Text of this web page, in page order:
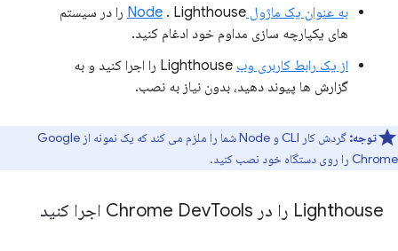
به عنوان یک ماژول Node
. Lighthouse را در سیستم
های یکپارچه سازی مداوم خود ادغام کنید.
از یک رابط کاربری وب
Lighthouse را اجرا کنید و به
گزارش ها پیوند دهید، بدون نیاز به نصب.
توجه:
گردش کار CLI و Node شما را ملزم می کند که یک نمونه از Google
Chrome را روی دستگاه خود نصب کنید.
Lighthouse را در Chrome Dev Tools اجرا کنید